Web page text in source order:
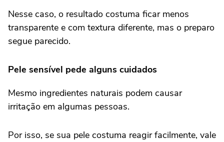
Nesse caso, o resultado costuma ficar menos
transparente e com textura diferente, mas o preparo
segue parecido.
Pele sensível pede alguns cuidados
Mesmo ingredientes naturais podem causar
irritação em algumas pessoas.
Por isso, se sua pele costuma reagir facilmente, vale